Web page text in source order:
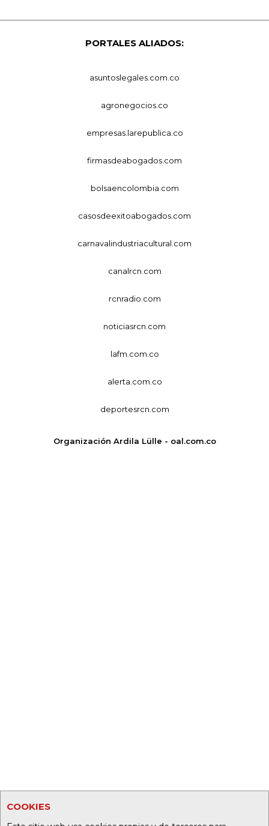
COOKIES
PORTALES ALIADOS:
asuntoslegales.com.co
agronegocios.co
empresas.larepublica.co
firmasdeabogados.com
bolsaencolombia.com
casosdeexitoabogados.com
carnavalindustriacultural.com
canalrcn.com
rcnradio.com
noticiasrcn.com
lafm.com.co
alerta.com.co
deportesrcn.com
Organización Ardila Lülle - oal.com.co